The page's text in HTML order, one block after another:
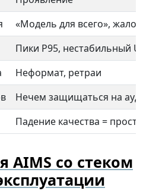
«Модель для всего»,
Пики P95, нестабильный
Неформат, ретраи
Нечем защищаться на
Падение качества =
AIMS со стеком